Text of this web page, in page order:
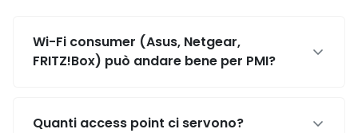
Wi-Fi consumer (Asus, Netgear,
FRITZ!Box) può andare bene per PMI?
Quanti access point ci servono?